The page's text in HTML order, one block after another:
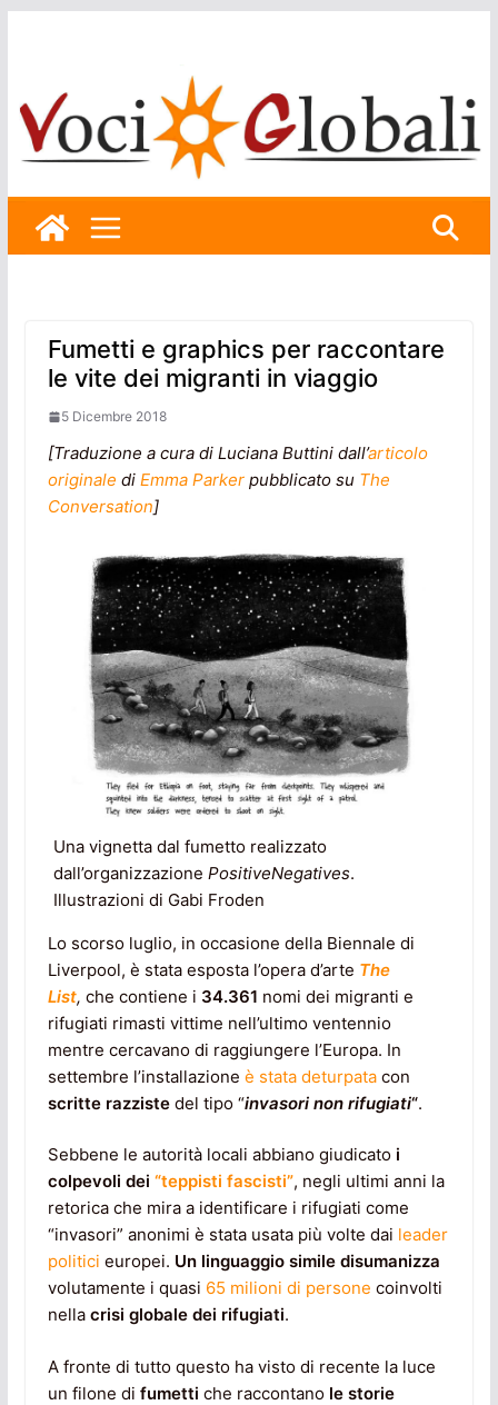
Fumetti e graphics per raccontare
le vite dei migranti in viaggio
5 Dicembre 2018
[Traduzione a cura di Luciana Buttini dall’articolo
originale di Emma Parkerpubblicato su The
Conversation]
Una vignetta dal fumetto realizzato
dall’organizzazione PositiveNegatives.
Illustrazioni di Gabi Froden
Lo scorso luglio, in occasione della Biennale di
Liverpool, è stata esposta l’opera d’arte The
List, che contiene i 34.361 nomi dei migranti e
rifugiati rimasti vittime nell’ultimo ventennio
mentre cercavano di raggiungere l’Europa. In
settembre l’installazione è stata deturpatacon
scritte razzistedel tipo “invasori non rifugiati“.
Sebbene le autorità locali abbiano giudicato i
colpevoli dei “teppisti fascisti”, negli ultimi anni la
retorica che mira a identificare i rifugiati come
“invasori” anonimi è stata usata più volte dai leader
politici europei. Un linguaggio simile disumanizza
volutamente i quasi 65 milioni di persone coinvolti
nella crisi globale dei rifugiati.
A fronte di tutto questo ha visto di recente la luce
un filone di fumetti che raccontano le storie